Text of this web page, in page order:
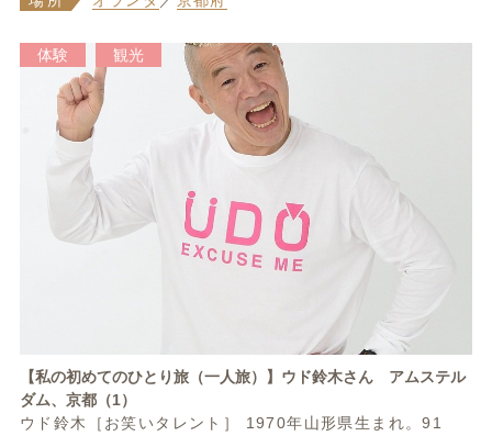
体験 観光
【私の初めてのひとり旅（一人旅）】ウド鈴木さん アムステル
ダム、京都（1）
ウド鈴木［お笑いタレント］ 1970年山形県生まれ。91